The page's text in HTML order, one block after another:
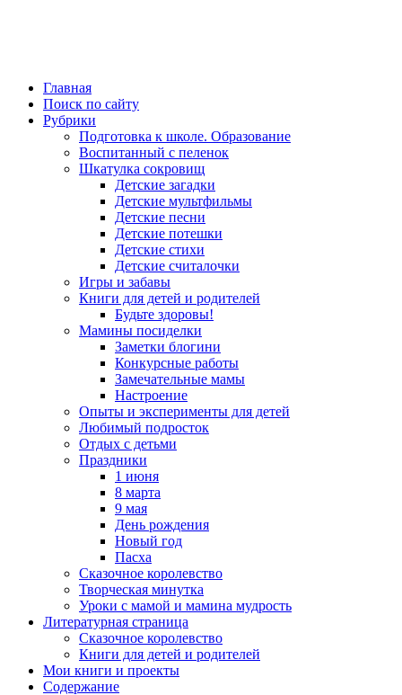
Главная
Поиск по сайту
Рубрики
Подготовка к школе. Образование
Воспитанный с пеленок
Шкатулка сокровищ
Детские загадки
Детские мультфильмы
Детские песни
Детские потешки
Детские стихи
Детские считалочки
Игры и забавы
Книги для детей и родителей
Будьте здоровы!
Мамины посиделки
Заметки блогини
Конкурсные работы
Замечательные мамы
Настроение
Опыты и эксперименты для детей
Любимый подросток
Отдых с детьми
Праздники
1 июня
8 марта
9 мая
День рождения
Новый год
Пасха
Сказочное королевство
Творческая минутка
Уроки с мамой и мамина мудрость
Литературная страница
Сказочное королевство
Книги для детей и родителей
Мои книги и проекты
Содержание